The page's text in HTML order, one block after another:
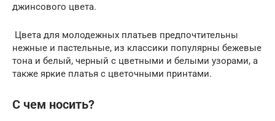
джинсового цвета.
Цвета для молодежных платьев предпочтительны
нежные и пастельные, из классики популярны бежевые
тона и белый, черный с цветными и белыми узорами, а
также яркие платья с цветочными принтами.
С чем носить?